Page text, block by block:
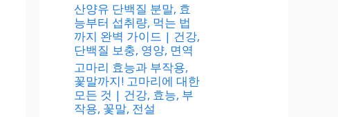
산양유 단백질 분말, 효
능부터 섭취량, 먹는 법
까지 완벽 가이드 | 건강,
단백질 보충, 영양, 면역
고마리 효능과 부작용,
꽃말까지! 고마리에 대한
모든 것 | 건강, 효능, 부
작용, 꽃말, 전설